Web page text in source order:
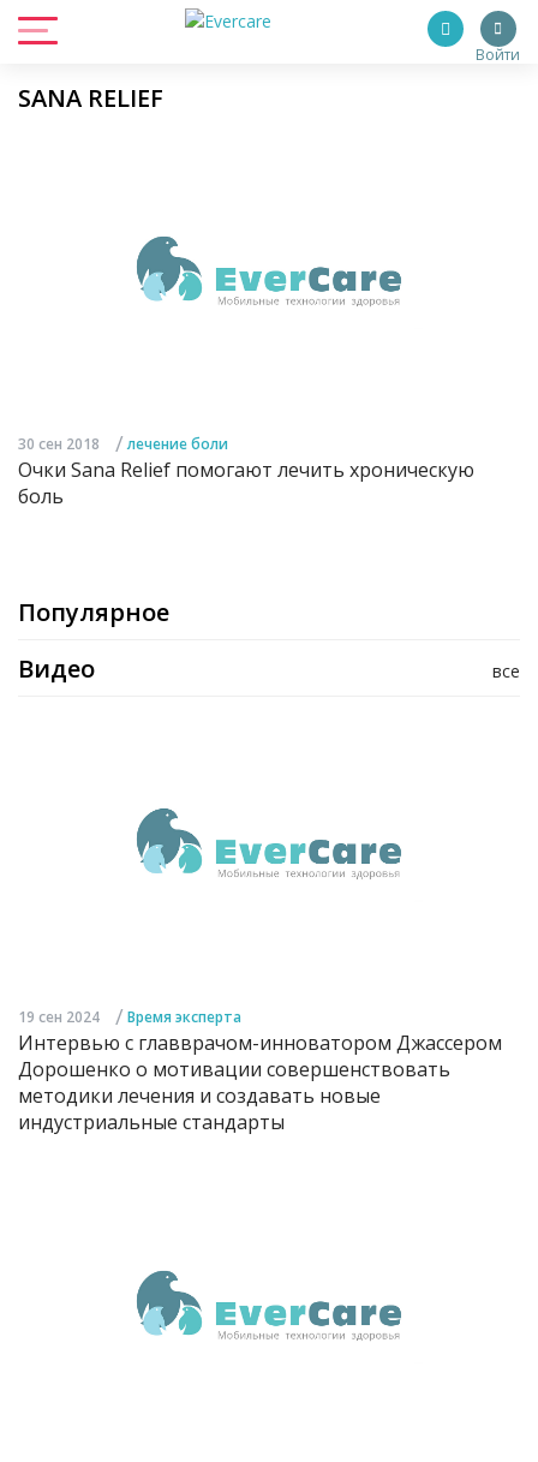
Войти
SANA RELIEF
30 сен 2018 / лечение боли
Очки Sana Relief помогают лечить хроническую
боль
Популярное
все
Видео
19 сен 2024 / Время эксперта
Интервью с главврачом-инноватором Джассером
Дорошенко о мотивации совершенствовать
методики лечения и создавать новые
индустриальные стандарты